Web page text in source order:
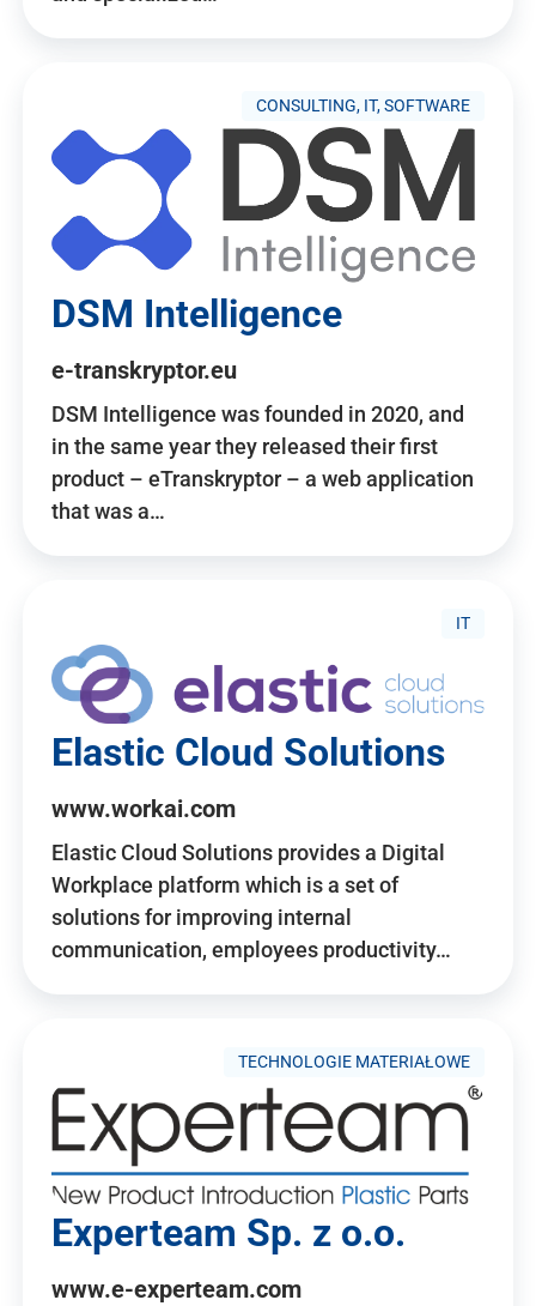
CONSULTING, IT, SOFTWARE
DSM Intelligence
e-transkryptor.eu
DSM Intelligence was founded in 2020, and
in the same year they released their first
product – eTranskryptor – a web application
that was a…
IT
Elastic Cloud Solutions
www.workai.com
Elastic Cloud Solutions provides a Digital
Workplace platform which is a set of
solutions for improving internal
communication, employees productivity…
TECHNOLOGIE MATERIAŁOWE
Experteam Sp. z o.o.
www.e-experteam.com